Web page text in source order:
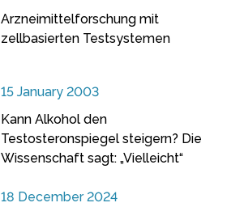
Arzneimittelforschung mit
zellbasierten Testsystemen
15 January 2003
Kann Alkohol den
Testosteronspiegel steigern? Die
Wissenschaft sagt: „Vielleicht“
18 December 2024